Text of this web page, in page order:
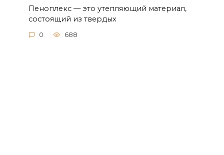
Пеноплекс — это утепляющий материал,
состоящий из твердых
0 688